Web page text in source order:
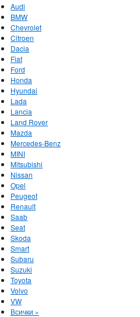
Audi
BMW
Chevrolet
Citroen
Dacia
Fiat
Ford
Honda
Hyundai
Lada
Lancia
Land Rover
Mazda
Mercedes-Benz
MINI
Mitsubishi
Nissan
Opel
Peugeot
Renault
Saab
Seat
Skoda
Smart
Subaru
Suzuki
Toyota
Volvo
VW
Всички »